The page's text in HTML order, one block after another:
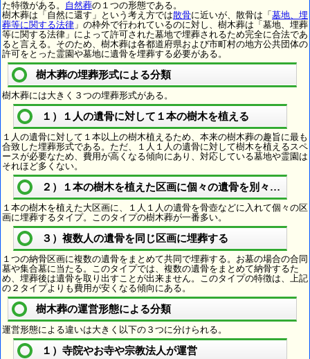
た特徴がある。 自然葬の１つの形態である。
樹木葬は「自然に還す」という考え方では散骨に近いが、散骨は「 墓地、埋
葬等に関する法律 」の枠外で行われているのに対し、樹木葬は「墓地、埋葬
等に関する法律」によって許可された墓地で埋葬されるため完全に合法であ
ると言える。そのため、樹木葬は各都道府県および市町村の地方公共団体の
許可をとった霊園や墓地に遺骨を埋葬する必要がある。
樹木葬の埋葬形式による分類
樹木葬には大きく３つの埋葬形式がある。
１）１人の遺骨に対して１本の樹木を植える
１人の遺骨に対して１本以上の樹木植えるため、本来の樹木葬の趣旨に最も
合致した埋葬形式である。ただ、１人１人の遺骨に対して樹木を植えるスペ
ースが必要なため、費用が高くなる傾向にあり、対応している墓地や霊園は
それほど多くない。
２）１本の樹木を植えた区画に個々の遺骨を別々に埋葬
１本の樹木を植えた大区画に、１人１人の遺骨を骨壺などに入れて個々の区
画に埋葬するタイプ。このタイプの樹木葬が一番多い。
３）複数人の遺骨を同じ区画に埋葬する
１つの納骨区画に複数の遺骨をまとめて共同で埋葬する。お墓の場合の合同
墓や集合墓に当たる。このタイプでは、複数の遺骨をまとめて納骨するた
め、埋葬後は遺骨を取り出すことが出来ません。このタイプの特徴は、上記
の２タイプよりも費用が安くなる傾向にある。
樹木葬の運営形態による分類
運営形態による違いは大きく以下の３つに分けられる。
１）寺院やお寺や宗教法人が運営